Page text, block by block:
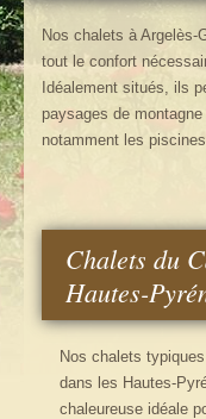
Chalets :
Activités
Contact
Nos chalets à
tout le confort
Idéalement situés, ils
paysages de
notamment les
Chalets du
Hautes-
Nos chalets
dans les Hautes-
chaleureuse idéale